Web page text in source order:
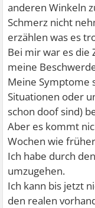
anderen Winkeln
Schmerz nicht
erzählen was es
Bei mir war es die
meine
Meine Symptome
Situationen oder
schon doof sind)
Aber es kommt
Wochen wie
Ich habe durch
umzugehen.
Ich kann bis jetzt
den realen